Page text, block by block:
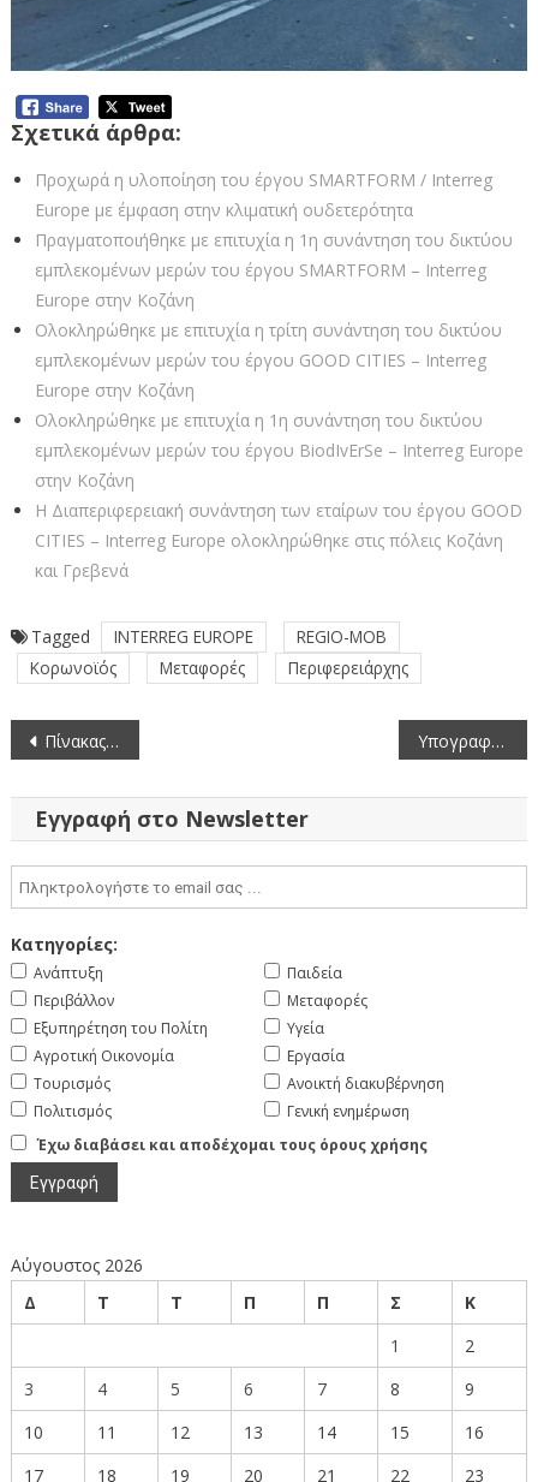
Σχετικά άρθρα:
Προχωρά η υλοποίηση του έργου SMARTFORM / Interreg
Europe με έμφαση στην κλιματική ουδετερότητα
Πραγματοποιήθηκε με επιτυχία η 1η συνάντηση του δικτύου
εμπλεκομένων μερών του έργου SMARTFORM – Interreg
Europe στην Κοζάνη
Ολοκληρώθηκε με επιτυχία η τρίτη συνάντηση του δικτύου
εμπλεκομένων μερών του έργου GOOD CITIES – Interreg
Europe στην Κοζάνη
Ολοκληρώθηκε με επιτυχία η 1η συνάντηση του δικτύου
εμπλεκομένων μερών του έργου BiodIvErSe – Interreg Europe
στην Κοζάνη
Η Διαπεριφερειακή συνάντηση των εταίρων του έργου GOOD
CITIES – Interreg Europe ολοκληρώθηκε στις πόλεις Κοζάνη
και Γρεβενά
Tagged INTERREG EUROPE
REGIO-MOB
Κορωνοϊός
Μεταφορές Περιφερειάρχης
Πλοήγηση
άρθρων
Πίνακας των συζητηθέντων θεμάτων κατά την 11η/23-5-2022 συνεδρίαση του Περιφερειακού Συμβουλίου Δυτικής Μακεδονίας Υπογραφή σύμβασης εκτέλεσης του έργου «Υδροηλεκτρικός σταθμός ισχύος 0.33MW στη θέση Φράγμα Σισανίου της ΔΕ Ασκίου του Δήμου Βοΐου της Π.Ε. Κοζάνης»
Εγγραφή στο Newsletter
Κατηγορίες:
Ανάπτυξη
Περιβάλλον
Εξυπηρέτηση του Πολίτη
Αγροτική Οικονομία
Τουρισμός
Πολιτισμός
Παιδεία
Μεταφορές
Υγεία
Εργασία
Ανοικτή διακυβέρνηση
Γενική ενημέρωση
Έχω διαβάσει και αποδέχομαι τους όρους χρήσης
Αύγουστος 2026
Δ
Τ Τ Π Π Σ
Κ
1
2
3
4 5 6 7 8
9
10
11 12 13 14 15
16
17
18 19 20 21 22 23